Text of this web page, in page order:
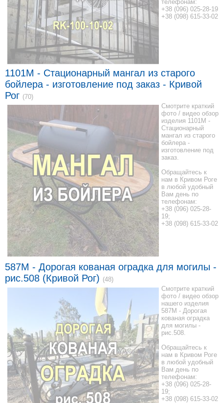
телефонам:
+38 (096) 025-28-19
+38 (098) 615-33-02
1101M - Стационарный мангал из старого
бойлера - изготовление под заказ - Кривой
Рог (70)
Смотрите краткий
фото / видео обзор
изделия 1101M -
Стационарный
мангал из старого
бойлера -
изготовление под
заказ.
Обращайтесь к
нам в Кривом Роге
в любой удобный
Вам день по
телефонам:
+38 (096) 025-28-
19;
+38 (098) 615-33-02
587M - Дорогая кованая оградка для могилы -
рис.508 (Кривой Рог) (48)
Смотрите краткий
фото / видео обзор
нашего изделия
587M - Дорогая
кованая оградка
для могилы -
рис.508.
Обращайтесь к
нам в Кривом Роге
в любой удобный
Вам день по
телефонам:
+38 (096) 025-28-
19;
+38 (098) 615-33-02